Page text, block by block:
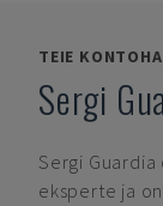
TEIE
Sergi
Sergi Guardia
eksperte ja